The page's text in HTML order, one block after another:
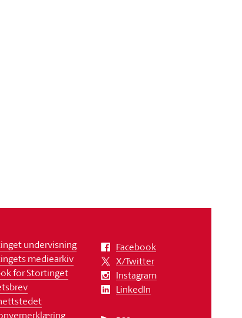
undervisning
mediearkiv
for Stortinget
Facebook
X/Twitter
Instagram
LinkedIn